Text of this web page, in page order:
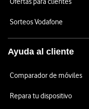
Sorteos Vodafone
Ayuda al cliente
Comparador de móviles
Repara tu dispositivo